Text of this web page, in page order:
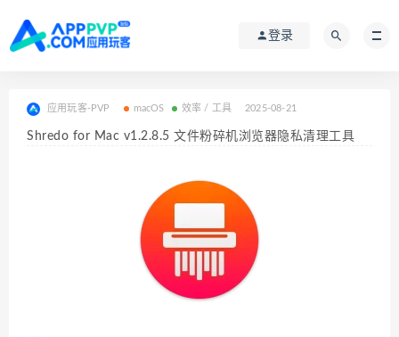
登录
应用玩客-PVP macOS 效率 / 工具 2025-08-21
Shredo for Mac v1.2.8.5 文件粉碎机浏览器隐私清理工具